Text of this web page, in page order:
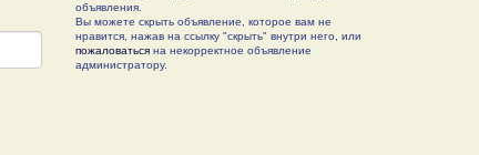
объявления.
Вы можете скрыть объявление, которое вам не
нравится, нажав на ссылку "скрыть" внутри него, или
пожаловатьсяна некорректное объявление
администратору.